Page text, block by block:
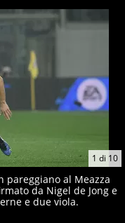
1 di 10
pareggiano al Meazza
da Nigel de Jong e
e due viola.